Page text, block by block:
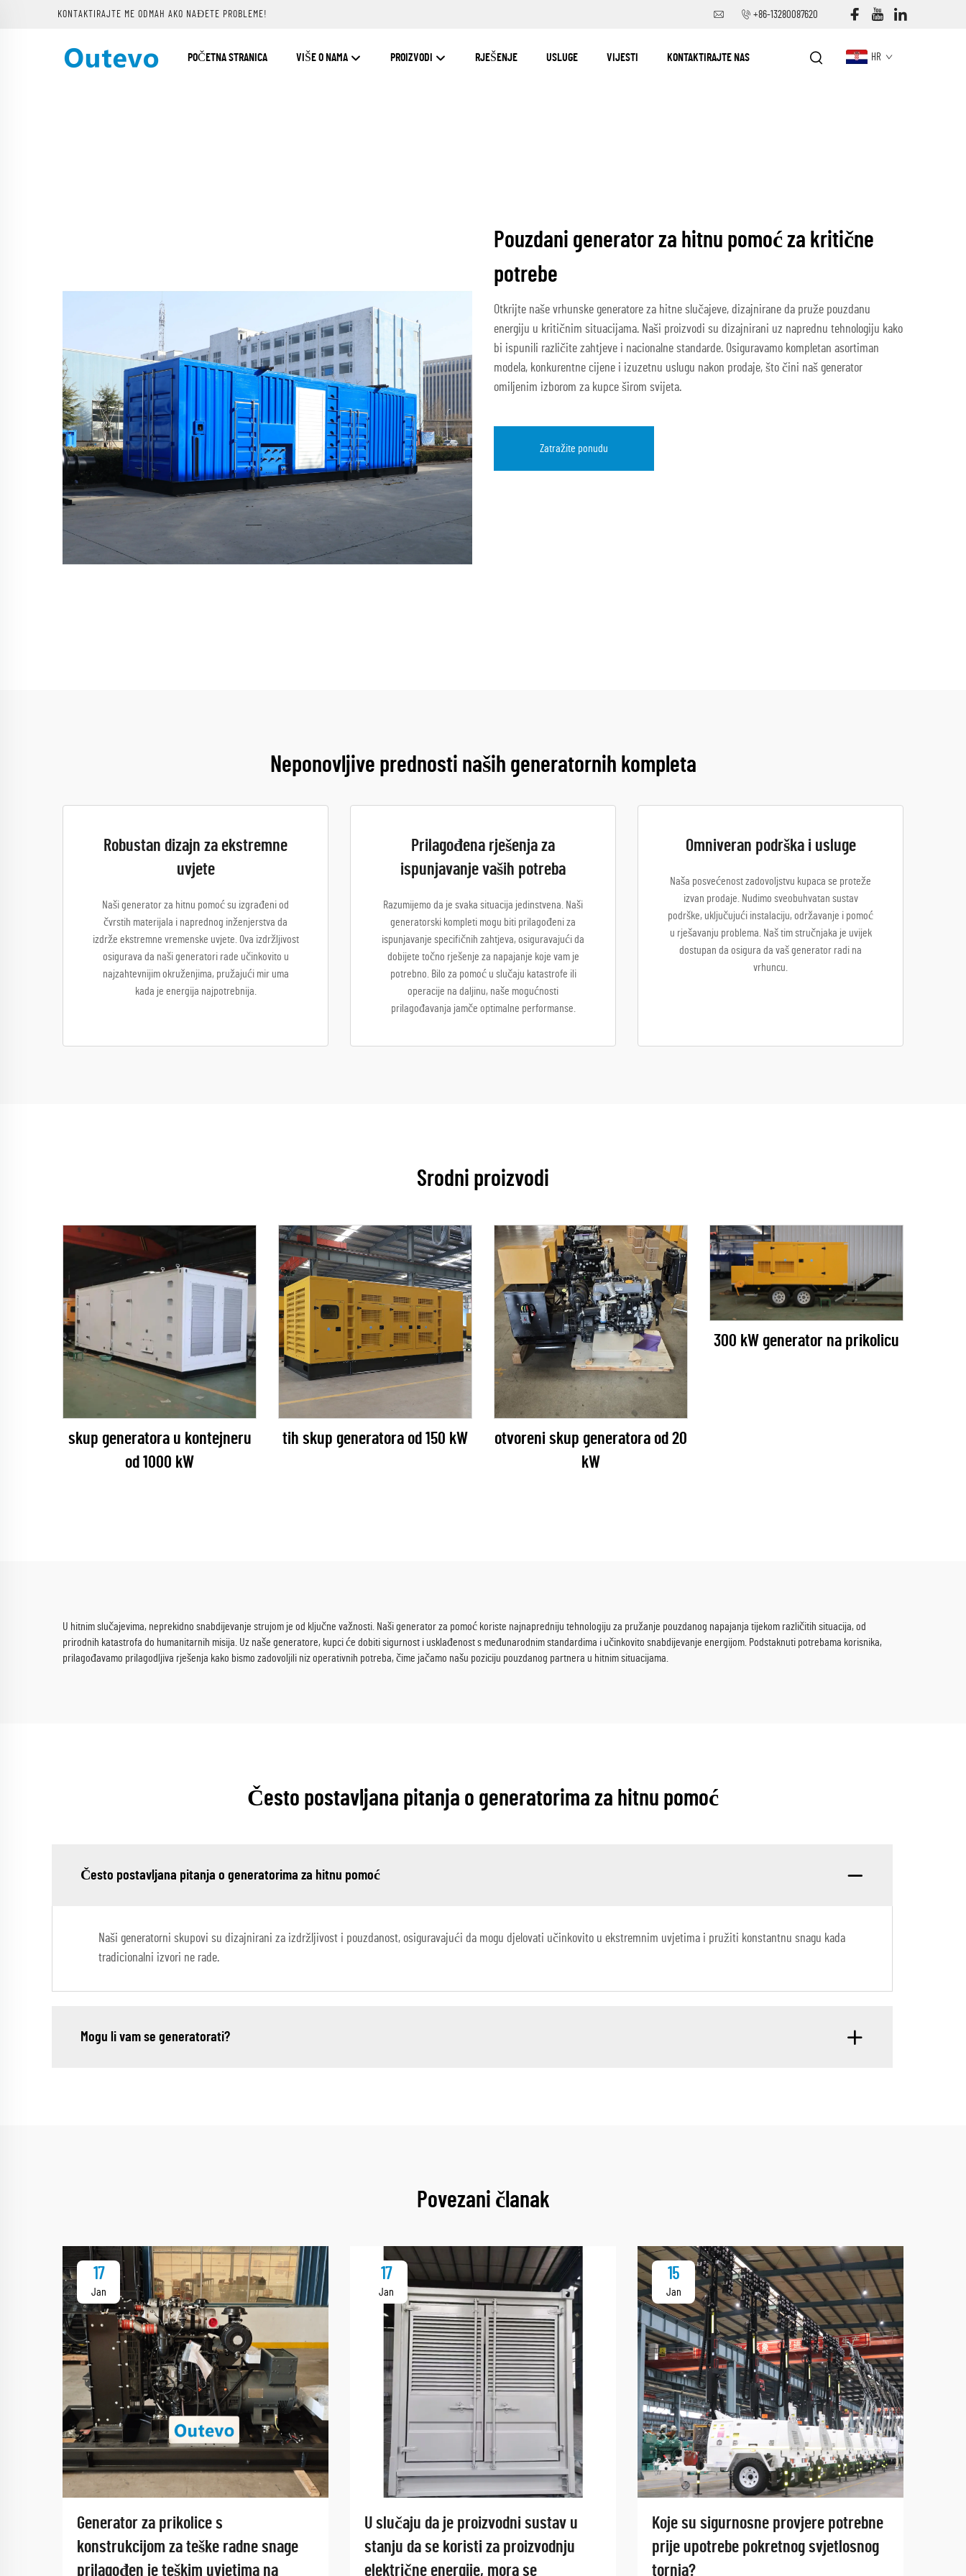
KONTAKTIRAJTE ME ODMAH AKO NAĐETE PROBLEME! +86-13280087620
POČETNA STRANICA VIŠE O NAMA PROIZVODI RJEŠENJE USLUGE VIJESTI KONTAKTIRAJTE NAS HR
Pouzdani generator za hitnu pomoć za kritične
potrebe
Otkrijte naše vrhunske generatore za hitne slučajeve, dizajnirane da pruže pouzdanu
energiju u kritičnim situacijama. Naši proizvodi su dizajnirani uz naprednu tehnologiju kako
bi ispunili različite zahtjeve i nacionalne standarde. Osiguravamo kompletan asortiman
modela, konkurentne cijene i izuzetnu uslugu nakon prodaje, što čini naš generator
omiljenim izborom za kupce širom svijeta.
Zatražite ponudu
Neponovljive prednosti naših generatornih kompleta
Robustan dizajn za ekstremne
uvjete
Naši generator za hitnu pomoć su izgrađeni od
čvrstih materijala i naprednog inženjerstva da
izdrže ekstremne vremenske uvjete. Ova izdržljivost
osigurava da naši generatori rade učinkovito u
najzahtevnijim okruženjima, pružajući mir uma
kada je energija najpotrebnija.
Prilagođena rješenja za
ispunjavanje vaših potreba
Razumijemo da je svaka situacija jedinstvena. Naši
generatorski kompleti mogu biti prilagođeni za
ispunjavanje specifičnih zahtjeva, osiguravajući da
dobijete točno rješenje za napajanje koje vam je
potrebno. Bilo za pomoć u slučaju katastrofe ili
operacije na daljinu, naše mogućnosti
prilagođavanja jamče optimalne performanse.
Omniveran podrška i usluge
Naša posvećenost zadovoljstvu kupaca se proteže
izvan prodaje. Nudimo sveobuhvatan sustav
podrške, uključujući instalaciju, održavanje i pomoć
u rješavanju problema. Naš tim stručnjaka je uvijek
dostupan da osigura da vaš generator radi na
vrhuncu.
Srodni proizvodi
skup generatora u kontejneru
od 1000 kW
tih skup generatora od 150 kW
otvoreni skup generatora od 20
kW
300 kW generator na prikolicu
U hitnim slučajevima, neprekidno snabdijevanje strujom je od ključne važnosti. Naši generator za pomoć koriste najnapredniju tehnologiju za pružanje pouzdanog napajanja tijekom različitih situacija, od
prirodnih katastrofa do humanitarnih misija. Uz naše generatore, kupci će dobiti sigurnost i usklađenost s međunarodnim standardima i učinkovito snabdijevanje energijom. Podstaknuti potrebama korisnika,
prilagođavamo prilagodljiva rješenja kako bismo zadovoljili niz operativnih potreba, čime jačamo našu poziciju pouzdanog partnera u hitnim situacijama.
Često postavljana pitanja o generatorima za hitnu pomoć
Često postavljana pitanja o generatorima za hitnu pomoć
Naši generatorni skupovi su dizajnirani za izdržljivost i pouzdanost, osiguravajući da mogu djelovati učinkovito u ekstremnim uvjetima i pružiti konstantnu snagu kada
tradicionalni izvori ne rade.
Mogu li vam se generatorati?
Povezani članak
17
Jan
Generator za prikolice s
konstrukcijom za teške radne snage
prilagođen je teškim uvjetima na
17
Jan
U slučaju da je proizvodni sustav u
stanju da se koristi za proizvodnju
električne energije, mora se
15
Jan
Koje su sigurnosne provjere potrebne
prije upotrebe pokretnog svjetlosnog
tornja?